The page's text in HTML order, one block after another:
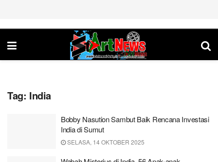
Tag: India
Bobby Nasution Sambut Baik Rencana Investasi
India di Sumut
SELASA, 14 OKTOBER 2025